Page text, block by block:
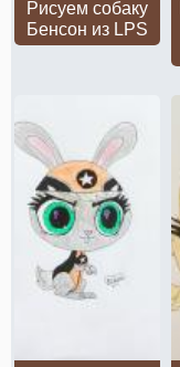
Рисуем собаку
Бенсон из LPS